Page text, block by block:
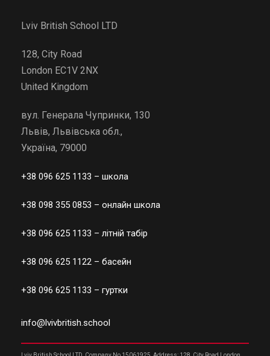
i
v
e
:
Lviv British School LTD
128, City Road
London EC1V 2NX
United Kingdom
вул. Генерала Чупринки, 130
Львів, Львівська обл.,
Україна, 79000
+38 096 625 1133 – школа
+38 098 355 0853 – онлайн школа
+38 096 625 1133 – літній табір
+38 096 625 1122 – басейн
+38 096 625 1133 – гуртки
info@lvivbritish.school